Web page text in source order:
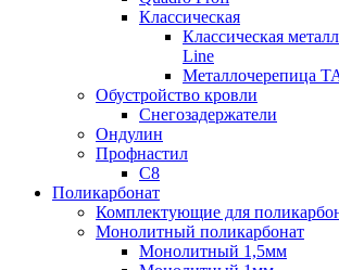
Классическая
Классическая
Line
Металлочерепица
Обустройство кровли
Снегозадержатели
Ондулин
Профнастил
С8
Поликарбонат
Комплектующие для
Монолитный поликарбонат
Монолитный 1,5мм